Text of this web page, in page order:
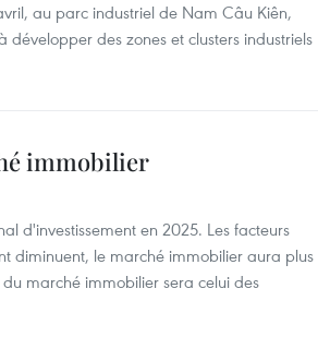
au parc industriel de Nam Câu Kiên,
des zones et clusters industriels
immobilier
d'investissement en 2025. Les facteurs
diminuent, le marché immobilier aura plus
marché immobilier sera celui des